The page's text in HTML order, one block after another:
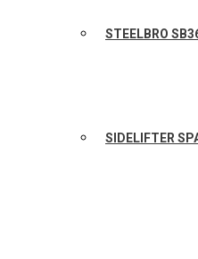
STEELBRO
SIDELIFTER